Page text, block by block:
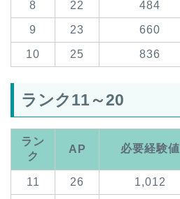
8 22 484
9 23 660
10 25 836
ランク11～20
ラン
ク
AP 必要経験値
11 26 1,012